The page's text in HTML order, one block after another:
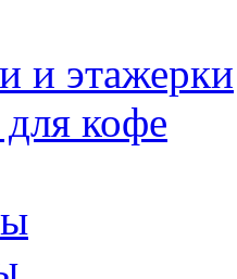
и этажерки
кофе